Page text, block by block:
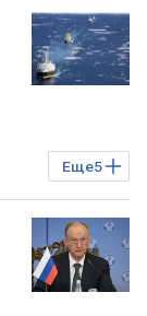
Еще5